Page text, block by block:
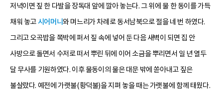
저녁이면 짚 한 다발을 장독대 앞에 깔아 놓는다. 그 위에 물 한 동이를 가득
채워 놓고시어머니와 며느리가 차례로 동서남북으로 절을 네 번 하였다.
그리고 오곡밥을 쪽박에 퍼서 짚 속에 넣어 둔 다음 새벽이 되면 집 안
사방으로 돌면서 수저로 떠서 뿌린 뒤에 이어 소금을 뿌리면서 일 년 열두
달 무사를 기원하였다. 이후 물동이의 물은 대문 밖에 쏟아내고 짚은
불살랐다. 예전에 가랫불(황덕불)을 지펴 놓을 때는 가랫불에 함께 태웠다.